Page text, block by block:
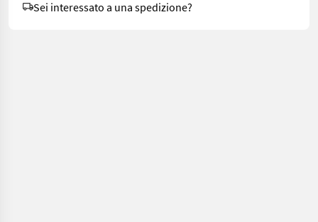
Sei interessato a una spedizione?